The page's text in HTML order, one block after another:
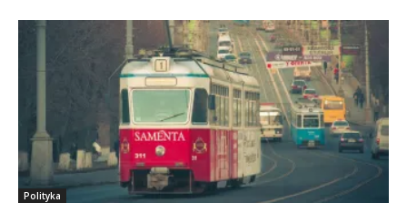
Polityka